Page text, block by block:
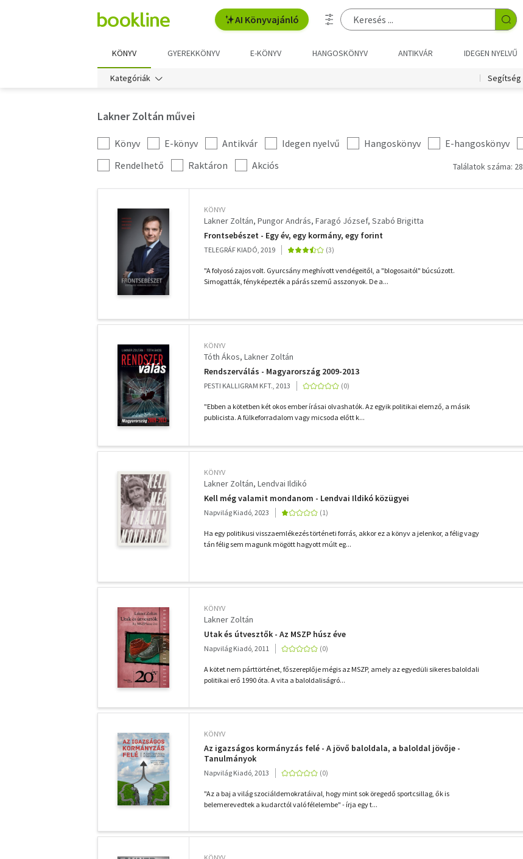
AI Könyvajánló
KÖNYV GYEREKKÖNYV E-KÖNYV HANGOSKÖNYV ANTIKVÁR IDEGEN NYELVŰ
Kategóriák Segítség
Lakner Zoltán művei
Kategória
szűrés
Könyv E-könyv Antikvár Idegen nyelvű Hangoskönyv E-hangoskönyv
További
szűrők
Rendelhető Raktáron Akciós Találatok száma: 28
KÖNYV
Lakner Zoltán Pungor András Faragó József Szabó Brigitta
Frontsebészet - Egy év, egy kormány, egy forint
TELEGRÁF KIADÓ, 2019
"A folyosó zajos volt. Gyurcsány meghívott vendégeitől, a "blogosaitól" búcsúzott.
Simogatták, fényképezték a párás szemű asszonyok. De a...
KÖNYV
Tóth Ákos Lakner Zoltán
Rendszerválás - Magyarország 2009-2013
PESTI KALLIGRAM KFT., 2013
"Ebben a kötetben két okos ember írásai olvashatók. Az egyik politikai elemző, a másik
publicista. A fülkeforradalom vagy micsoda előtt k...
KÖNYV
Lakner Zoltán Lendvai Ildikó
Kell még valamit mondanom - Lendvai Ildikó közügyei
Napvilág Kiadó, 2023
Ha egy politikusi visszaemlékezés történeti forrás, akkor ez a könyv a jelenkor, a félig vagy
tán félig sem magunk mögött hagyott múlt eg...
KÖNYV
Lakner Zoltán
Utak és útvesztők - Az MSZP húsz éve
Napvilág Kiadó, 2011
A kötet nem párttörténet, főszereplője mégis az MSZP, amely az egyedüli sikeres baloldali
politikai erő 1990 óta. A vita a baloldaliságró...
KÖNYV
Az igazságos kormányzás felé - A jövő baloldala, a baloldal jövője -
Tanulmányok
Napvilág Kiadó, 2013
"Az a baj a világ szociáldemokratáival, hogy mint sok öregedő sportcsillag, ők is
belemerevedtek a kudarctól való félelembe" - írja egy t...